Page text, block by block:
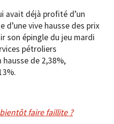
avait déjà profité d’un
d’une vive hausse des prix
son épingle du jeu mardi
pétroliers
de 2,38%,
faire faillite ?